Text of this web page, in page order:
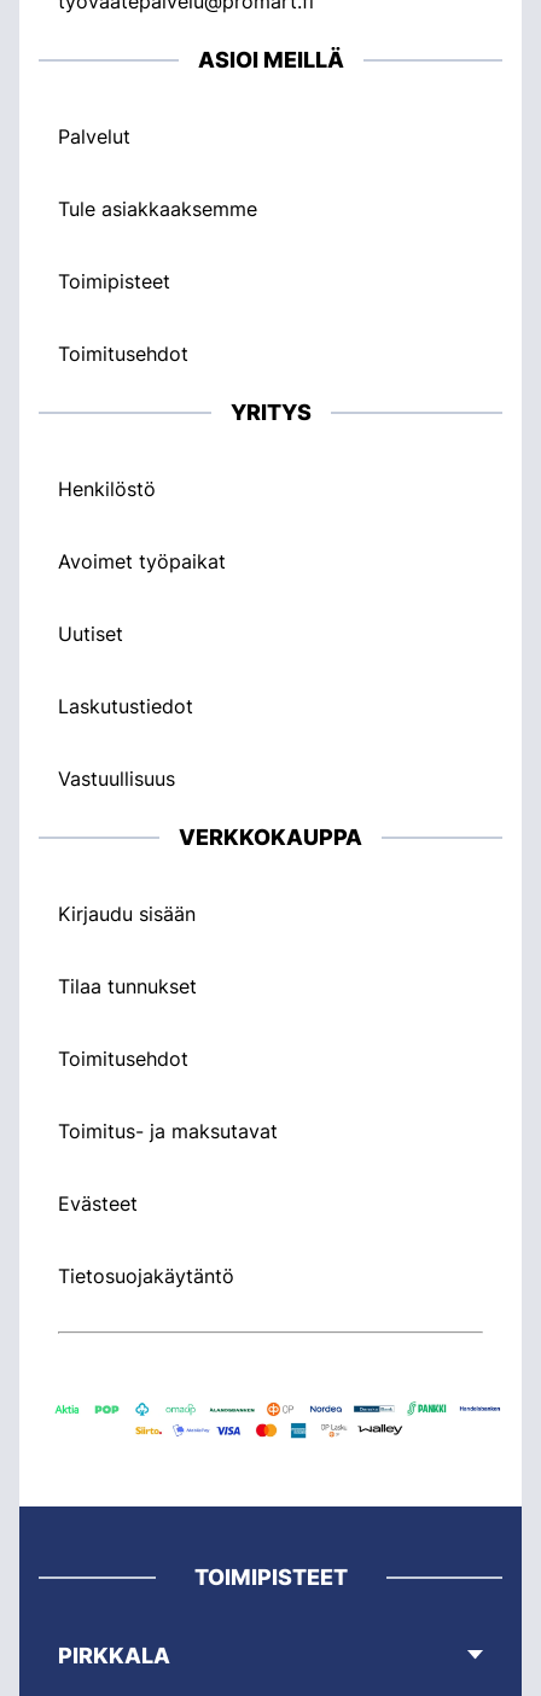
ASIOI MEILLÄ
Palvelut
Tule asiakkaaksemme
Toimipisteet
Toimitusehdot
YRITYS
Henkilöstö
Avoimet työpaikat
Uutiset
Laskutustiedot
Vastuullisuus
VERKKOKAUPPA
Kirjaudu sisään
Tilaa tunnukset
Toimitusehdot
Toimitus- ja maksutavat
Evästeet
Tietosuojakäytäntö
TOIMIPISTEET
PIRKKALA